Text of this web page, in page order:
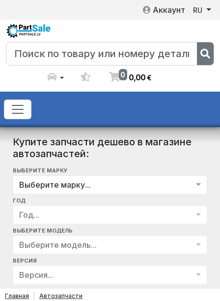
Аккаунт RU
0 0,00€
Купите запчасти дешево в магазине
автозапчастей:
ВЫБЕРИТЕ МАРКУ
Выберите марку...
ГОД
Год...
ВЫБЕРИТЕ МОДЕЛЬ
Выберите модель...
ВЕРСИЯ
Версия...
Главная
Автозапчасти